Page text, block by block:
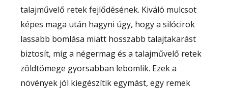
talajművelő retek fejlődésének. Kiváló mulcsot
képes maga után hagyni úgy, hogy a silócirok
lassabb bomlása miatt hosszabb talajtakarást
biztosít, míg a négermag és a talajművelő retek
zöldtömege gyorsabban lebomlik. Ezek a
növények jól kiegészítik egymást, egy remek